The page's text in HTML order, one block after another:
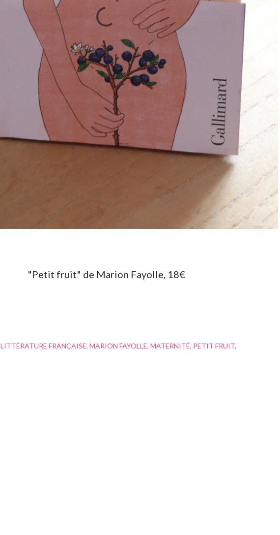
"Petit fruit" de Marion Fayolle, 18€
LITTÉRATURE FRANÇAISE MARION FAYOLLE MATERNITÉ PETIT FRUIT